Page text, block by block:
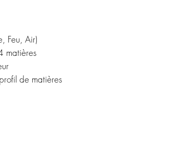
Feu, Air)
matières
de matières